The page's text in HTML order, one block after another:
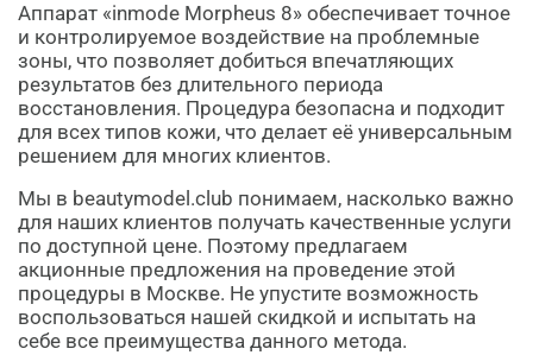
Аппарат «inmode Morpheus 8» обеспечивает точное
и контролируемое воздействие на проблемные
зоны, что позволяет добиться впечатляющих
результатов без длительного периода
восстановления. Процедура безопасна и подходит
для всех типов кожи, что делает её универсальным
решением для многих клиентов.
Мы в beautymodel.club понимаем, насколько важно
для наших клиентов получать качественные услуги
по доступной цене. Поэтому предлагаем
акционные предложения на проведение этой
процедуры в Москве. Не упустите возможность
воспользоваться нашей скидкой и испытать на
себе все преимущества данного метода.